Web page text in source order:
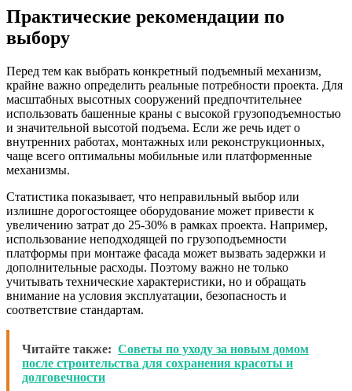
Практические рекомендации по
выбору
Перед тем как выбрать конкретный подъемный механизм,
крайне важно определить реальные потребности проекта. Для
масштабных высотных сооружений предпочтительнее
использовать башенные краны с высокой грузоподъемностью
и значительной высотой подъема. Если же речь идет о
внутренних работах, монтажных или реконструкционных,
чаще всего оптимальны мобильные или платформенные
механизмы.
Статистика показывает, что неправильный выбор или
излишне дорогостоящее оборудование может привести к
увеличению затрат до 25-30% в рамках проекта. Например,
использование неподходящей по грузоподъемности
платформы при монтаже фасада может вызвать задержки и
дополнительные расходы. Поэтому важно не только
учитывать технические характеристики, но и обращать
внимание на условия эксплуатации, безопасность и
соответствие стандартам.
Читайте также: Советы по уходу за новым домом
после строительства для сохранения красоты и
долговечности